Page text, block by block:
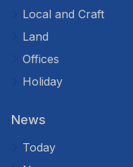
Local and Craft
Land
Offices
Holiday
News
Today